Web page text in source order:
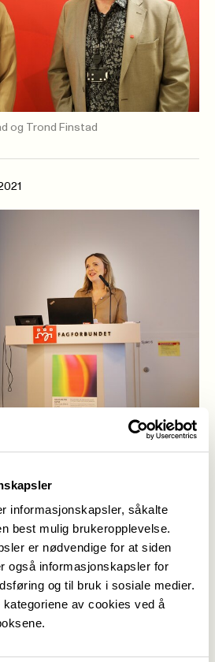
informasjonskapsler, såkalte
best mulig brukeropplevelse.
er nødvendige for at siden
også informasjonskapsler for
og til bruk i sosiale medier.
av cookies ved å
og Trond Finstad
innledere
blant annet besøk av
som ga oss et innblikk på
nå. Fredrikstads byarkivar
oss om arbeidet med
har effektivisert arbeidet i
oss hvordan de tenker å
innebygd kassajon, Epsen
for arkiv, og Professor